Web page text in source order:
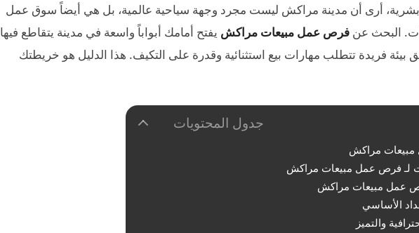
أرى أن مدينة مراكش ليست مجرد وجهة سياحية عالمية، بل هي أيضاً سوق عمل
البحث عن فرص عمل مبيعات مراكش يفتح أمامك أبواباً واسعة في مدينة يتقاطع فيها
بيئة فريدة تتطلب مهارات بيع استثنائية وقدرة على التكيف. هذا الدليل هو خريطتك
جدول المحتويات
مراكش
لـ فرص عمل مبيعات مراكش
عمل مبيعات مراكش
الأساسي
والتميز